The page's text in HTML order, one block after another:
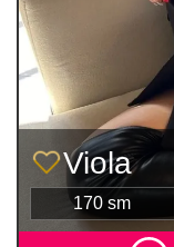
Viola
170 sm